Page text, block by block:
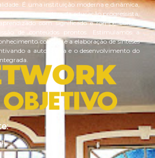
É uma instituição moderna e dinâmica,
na perspectiva da educação progressista,
com significado e rompe com a
de conteúdos prontos. Estimulamos a
coletivo e a elaboração de sínteses
a autonomia e o desenvolvimento do